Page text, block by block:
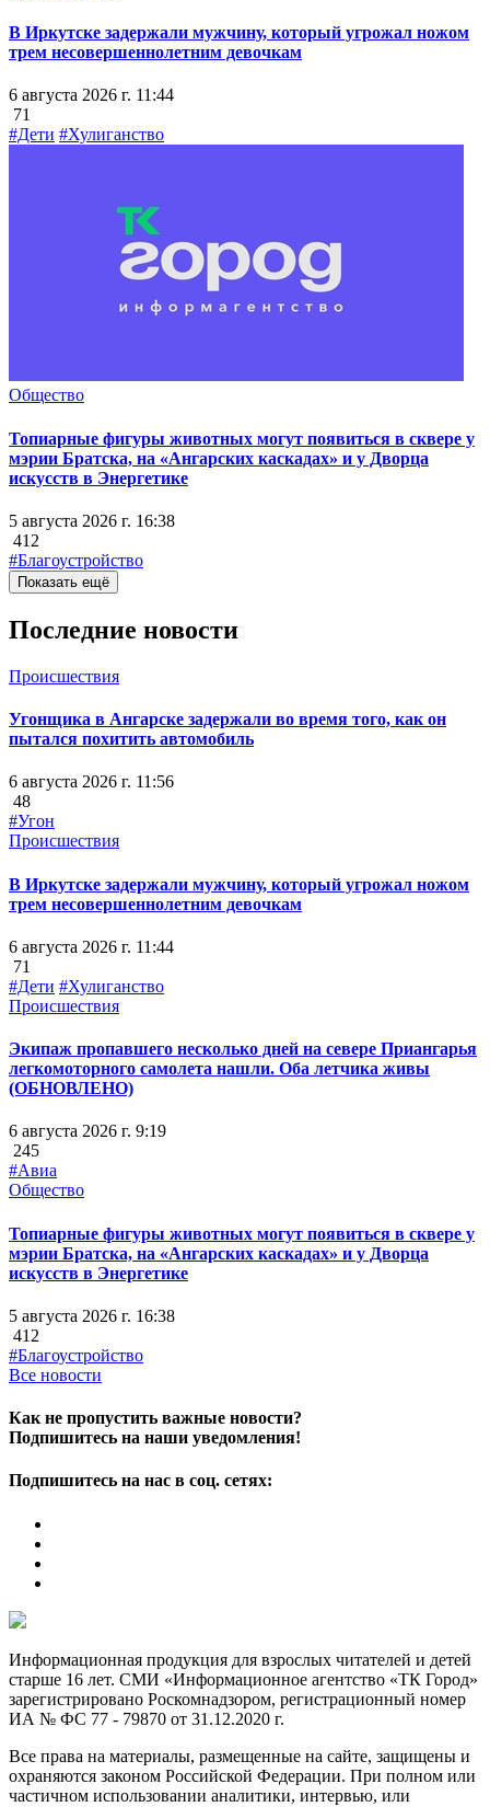
В Иркутске задержали мужчину, который угрожал ножом
трем несовершеннолетним девочкам
6 августа 2026 г. 11:44
71
#Дети #Хулиганство
Общество
Топиарные фигуры животных могут появиться в сквере у
мэрии Братска, на «Ангарских каскадах» и у Дворца
искусств в Энергетике
5 августа 2026 г. 16:38
412
#Благоустройство
Показать ещё
Последние новости
Происшествия
Угонщика в Ангарске задержали во время того, как он
пытался похитить автомобиль
6 августа 2026 г. 11:56
48
#Угон
Происшествия
В Иркутске задержали мужчину, который угрожал ножом
трем несовершеннолетним девочкам
6 августа 2026 г. 11:44
71
#Дети #Хулиганство
Происшествия
Экипаж пропавшего несколько дней на севере Приангарья
легкомоторного самолета нашли. Оба летчика живы
(ОБНОВЛЕНО)
6 августа 2026 г. 9:19
245
#Авиа
Общество
Топиарные фигуры животных могут появиться в сквере у
мэрии Братска, на «Ангарских каскадах» и у Дворца
искусств в Энергетике
5 августа 2026 г. 16:38
412
#Благоустройство
Все новости
Как не пропустить важные новости?
Подпишитесь на наши уведомления!
Подпишитесь на нас в соц. сетях:
Информационная продукция для взрослых читателей и детей
старше 16 лет. СМИ «Информационное агентство «ТК Город»
зарегистрировано Роскомнадзором, регистрационный номер
ИА № ФС 77 - 79870 от 31.12.2020 г.
Все права на материалы, размещенные на сайте, защищены и
охраняются законом Российской Федерации. При полном или
частичном использовании аналитики, интервью, или